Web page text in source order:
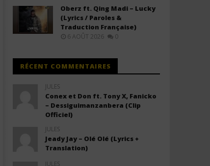
Oberz ft. Qing Madi – Lucky
(Lyrics / Paroles &
Traduction Française)
6 AOÛT 2026 0
RÉCENT COMMENTAIRES
JULES
Conex et Don ft. Tony X, Fanicko
– Dessiguimanzanbera (Clip
Officiel)
JULES
Jeady Jay – Olé Olé (Lyrics +
Translation)
JULES